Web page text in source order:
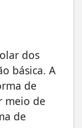
dos
básica. A
de
meio de
de